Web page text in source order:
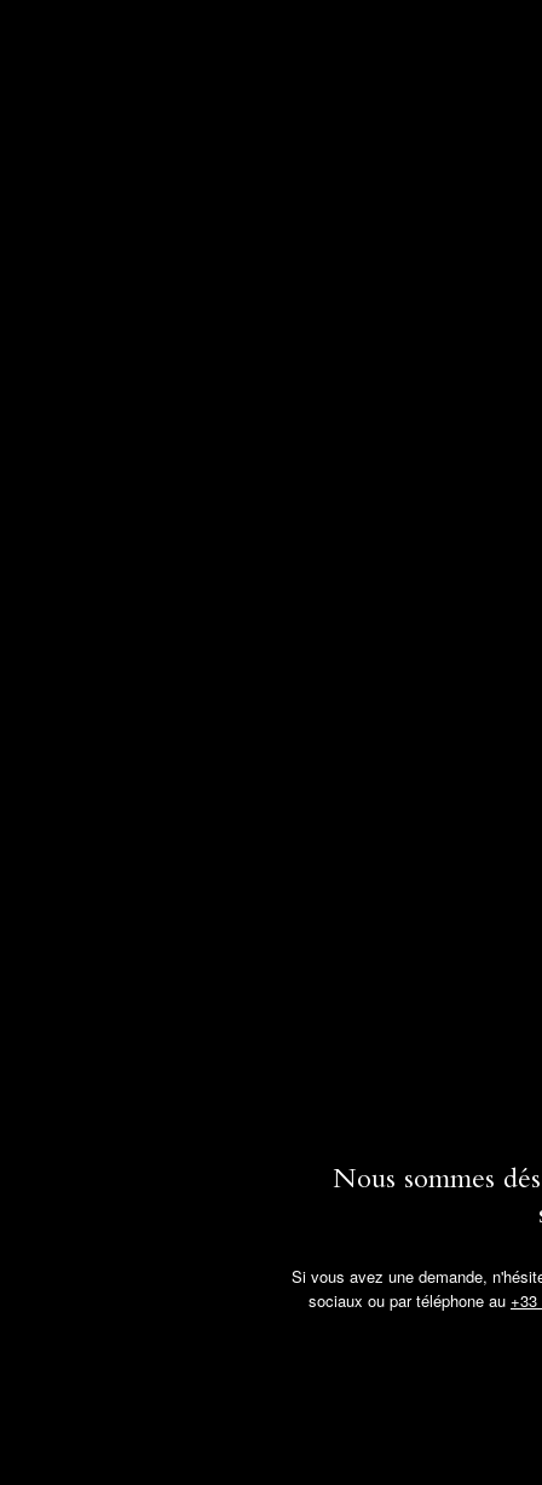
Nous sommes
Si vous avez une demande,
sociaux ou par téléphone au +33